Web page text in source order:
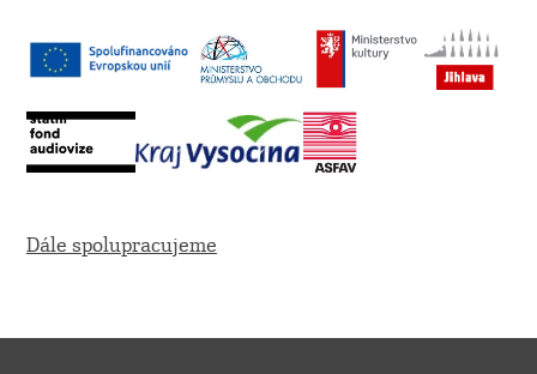
Dále spolupracujeme